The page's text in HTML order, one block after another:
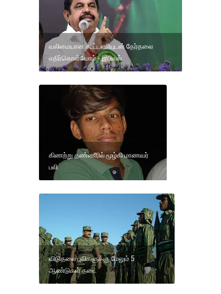
வலிமையான கூட்டணியுடன் தேர்தலை
எதிர்கொள்வோம் - இபிஎஸ்
கிணற்று தண்ணீரில் மூழ்கி மாணவர்
பலி
விடுதலை புலிகளுக்கு மேலும் 5
ஆண்டுகள் தடை